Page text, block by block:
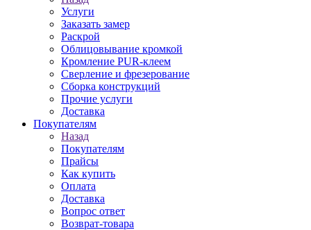
Услуги
Заказать замер
Раскрой
Облицовывание кромкой
Кромление PUR-клеем
Сверление и фрезерование
Сборка конструкций
Прочие услуги
Доставка
Покупателям
Назад
Покупателям
Прайсы
Как купить
Оплата
Доставка
Вопрос ответ
Возврат-товара